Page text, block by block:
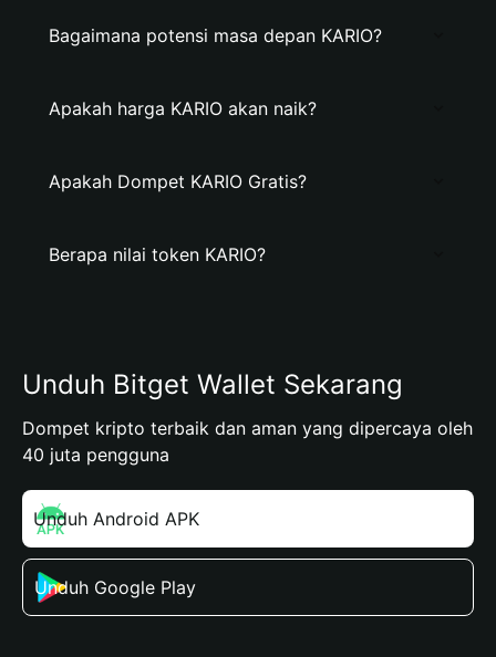
Bagaimana potensi masa depan KARIO?
Apakah harga KARIO akan naik?
Apakah Dompet KARIO Gratis?
Berapa nilai token KARIO?
Unduh Bitget Wallet Sekarang
Dompet kripto terbaik dan aman yang dipercaya oleh
40 juta pengguna
Unduh Android APK
Unduh Google Play